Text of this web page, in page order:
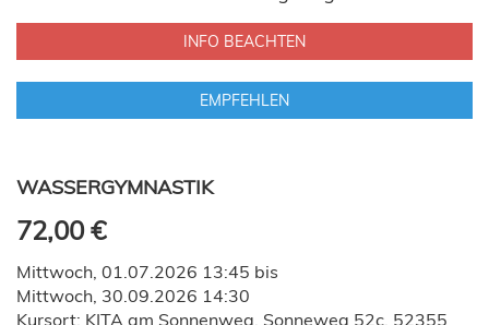
INFO BEACHTEN
EMPFEHLEN
WASSERGYMNASTIK
72,00 €
Mittwoch, 01.07.2026 13:45 bis
Mittwoch, 30.09.2026 14:30
Kursort: KITA am Sonnenweg, Sonneweg 52c, 52355